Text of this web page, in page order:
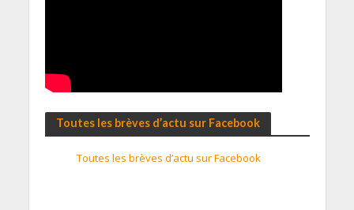
Toutes les brèves d’actu sur Facebook
Toutes les brèves d’actu sur Facebook